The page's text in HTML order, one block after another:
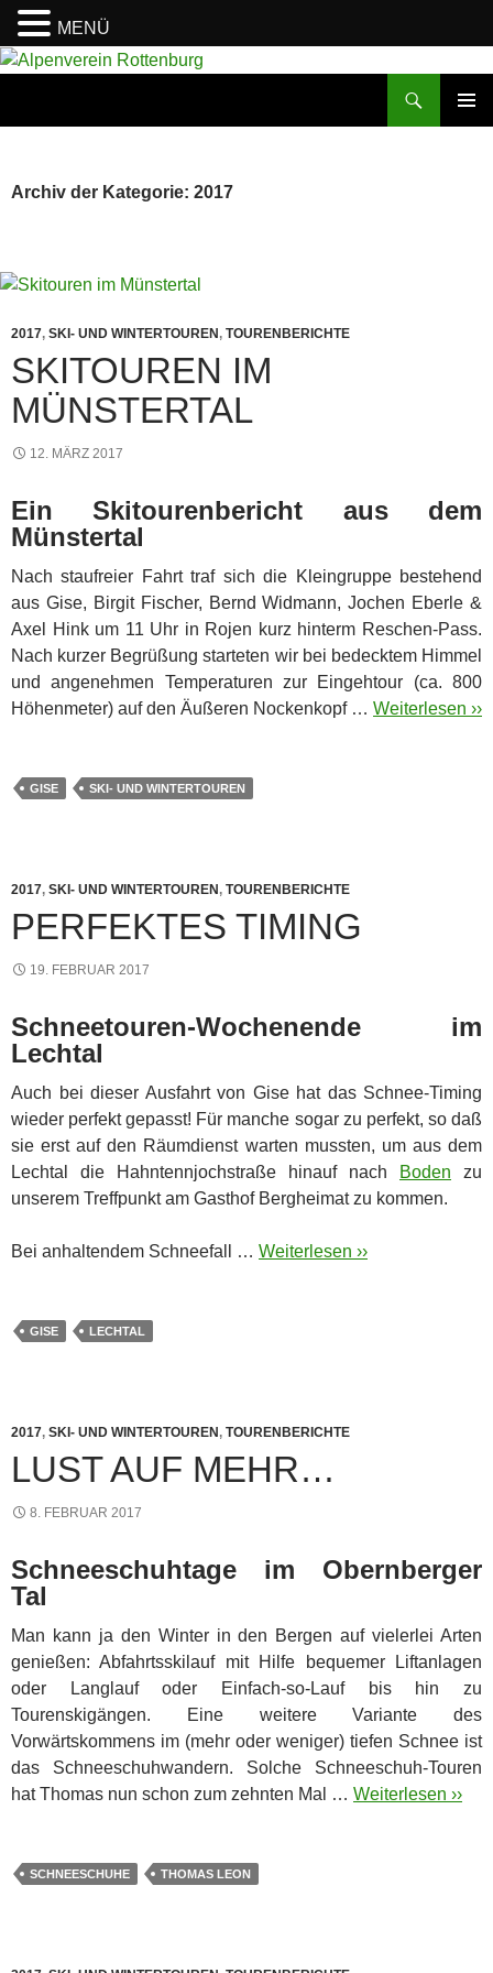
Zum
Archiv der Kategorie: 2017
2017, SKI- UND WINTERTOUREN, TOURENBERICHTE
SKITOUREN IM
MÜNSTERTAL
12. MÄRZ 2017
Ein Skitourenbericht aus dem
Münstertal
Nach staufreier Fahrt traf sich die Kleingruppe bestehend
aus Gise, Birgit Fischer, Bernd Widmann, Jochen Eberle &
Axel Hink um 11 Uhr in Rojen kurz hinterm Reschen-Pass.
Nach kurzer Begrüßung starteten wir bei bedecktem Himmel
und angenehmen Temperaturen zur Eingehtour (ca. 800
Höhenmeter) auf den Äußeren Nockenkopf … Weiterlesen ››
GISE SKI- UND WINTERTOUREN
2017, SKI- UND WINTERTOUREN, TOURENBERICHTE
PERFEKTES TIMING
19. FEBRUAR 2017
Schneetouren-Wochenende im
Lechtal
Auch bei dieser Ausfahrt von Gise hat das Schnee-Timing
wieder perfekt gepasst! Für manche sogar zu perfekt, so daß
sie erst auf den Räumdienst warten mussten, um aus dem
Lechtal die Hahntennjochstraße hinauf nach
Boden zu
unserem Treffpunkt am Gasthof Bergheimat zu kommen.
Bei anhaltendem Schneefall … Weiterlesen ››
GISE LECHTAL
2017, SKI- UND WINTERTOUREN, TOURENBERICHTE
LUST AUF MEHR…
8. FEBRUAR 2017
Schneeschuhtage im Obernberger
Tal
Man kann ja den Winter in den Bergen auf vielerlei Arten
genießen: Abfahrtsskilauf mit Hilfe bequemer Liftanlagen
oder Langlauf oder Einfach-so-Lauf bis hin zu
Tourenskigängen. Eine weitere Variante des
Vorwärtskommens im (mehr oder weniger) tiefen Schnee ist
das Schneeschuhwandern. Solche Schneeschuh-Touren
hat Thomas nun schon zum zehnten Mal … Weiterlesen ››
SCHNEESCHUHE THOMAS LEON
MENÜ